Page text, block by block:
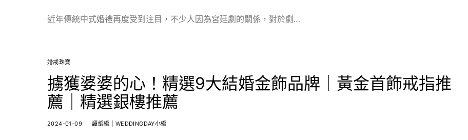
近年傳統中式婚禮再度受到注目，不少人因為宮廷劇的關係，對於劇…
婚戒珠寶
擄獲婆婆的心！精選9大結婚金飾品牌｜黃金首飾戒指推
薦｜精選銀樓推薦
2024-01-09 譚編編 | WEDDINGDAY小編